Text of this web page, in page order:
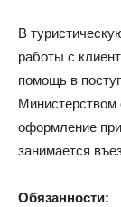
В
работы с
помощь в
Министерством
оформление
занимается
Обязанности: